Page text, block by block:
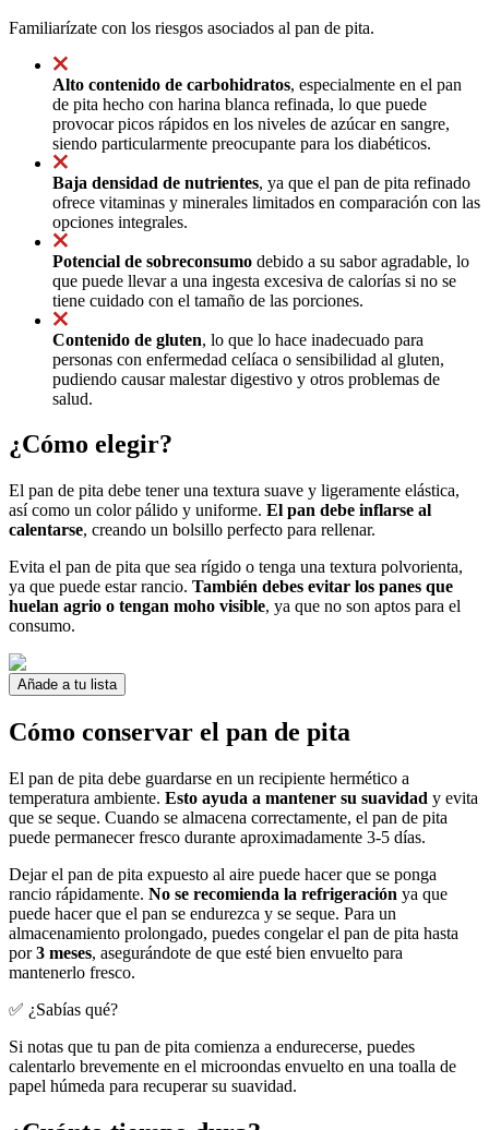
Familiarízate con los riesgos asociados al pan de pita.
Alto contenido de carbohidratos, especialmente en el pan
de pita hecho con harina blanca refinada, lo que puede
provocar picos rápidos en los niveles de azúcar en sangre,
siendo particularmente preocupante para los diabéticos.
Baja densidad de nutrientes, ya que el pan de pita refinado
ofrece vitaminas y minerales limitados en comparación con las
opciones integrales.
Potencial de sobreconsumo debido a su sabor agradable, lo
que puede llevar a una ingesta excesiva de calorías si no se
tiene cuidado con el tamaño de las porciones.
Contenido de gluten, lo que lo hace inadecuado para
personas con enfermedad celíaca o sensibilidad al gluten,
pudiendo causar malestar digestivo y otros problemas de
salud.
¿Cómo elegir?
El pan de pita debe tener una textura suave y ligeramente elástica,
así como un color pálido y uniforme. El pan debe inflarse al
calentarse, creando un bolsillo perfecto para rellenar.
Evita el pan de pita que sea rígido o tenga una textura polvorienta,
ya que puede estar rancio. También debes evitar los panes que
huelan agrio o tengan moho visible, ya que no son aptos para el
consumo.
Añade a tu lista
Cómo conservar el pan de pita
El pan de pita debe guardarse en un recipiente hermético a
temperatura ambiente. Esto ayuda a mantener su suavidad y evita
que se seque. Cuando se almacena correctamente, el pan de pita
puede permanecer fresco durante aproximadamente 3-5 días.
Dejar el pan de pita expuesto al aire puede hacer que se ponga
rancio rápidamente. No se recomienda la refrigeración ya que
puede hacer que el pan se endurezca y se seque. Para un
almacenamiento prolongado, puedes congelar el pan de pita hasta
por3 meses, asegurándote de que esté bien envuelto para
mantenerlo fresco.
✅ ¿Sabías qué?
Si notas que tu pan de pita comienza a endurecerse, puedes
calentarlo brevemente en el microondas envuelto en una toalla de
papel húmeda para recuperar su suavidad.